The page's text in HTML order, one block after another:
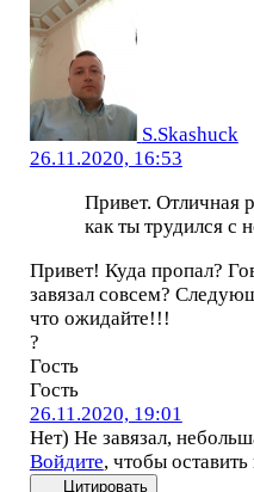
S.Skashuck
26.11.2020, 16:53
Привет. Отличная
как ты трудился с
Привет! Куда пропал?
завязал совсем?
что ожидайте!!!
?
Гость
Гость
26.11.2020, 19:01
Нет) Не завязал,
Войдите, чтобы
Цитировать